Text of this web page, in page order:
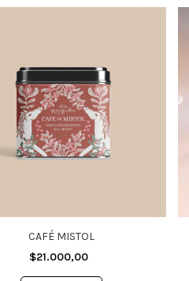
CAFÉ MISTOL
$21.000,00